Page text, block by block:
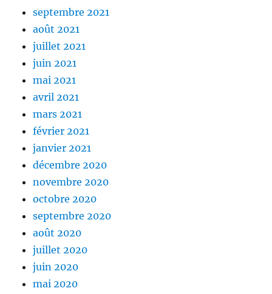
septembre 2021
août 2021
juillet 2021
juin 2021
mai 2021
avril 2021
mars 2021
février 2021
janvier 2021
décembre 2020
novembre 2020
octobre 2020
septembre 2020
août 2020
juillet 2020
juin 2020
mai 2020